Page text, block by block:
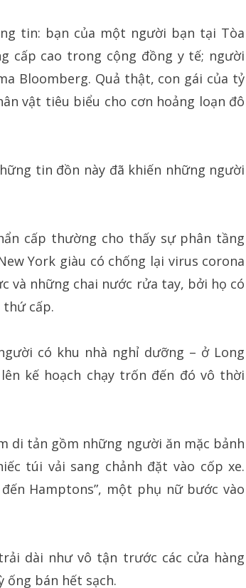
tin: bạn của một người bạn tại Tòa
cấp cao trong cộng đồng y tế; người
Bloomberg. Quả thật, con gái của tỷ
vật tiêu biểu cho cơn hoảng loạn đô
tin đồn này đã khiến những người
cấp thường cho thấy sự phân tầng
York giàu có chống lại virus corona
và những chai nước rửa tay, bởi họ có
thứ cấp.
có khu nhà nghỉ dưỡng – ở Long
kế hoạch chạy trốn đến đó vô thời
di tản gồm những người ăn mặc bảnh
túi vải sang chảnh đặt vào cốp xe.
Hamptons”, một phụ nữ bước vào
dài như vô tận trước các cửa hàng
ống bán hết sạch.